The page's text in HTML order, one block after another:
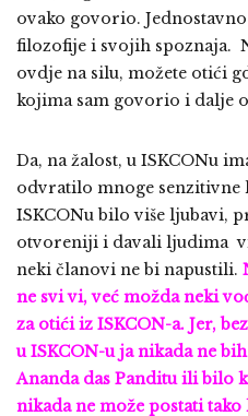
ovako govorio.
filozofije i svojih spoznaja.
ovdje na silu, možete otići
kojima sam govorio i dalje
Da, na žalost, u ISKCONu
odvratilo mnoge senzitivne
ISKCONu bilo više ljubavi,
otvoreniji i davali ljudima
neki članovi ne bi napustili.
ne svi vi, već možda neki
za otići iz ISKCON-a. Jer,
u ISKCON-u ja nikada ne
Ananda das Panditu ili bilo
nikada ne može postati tako